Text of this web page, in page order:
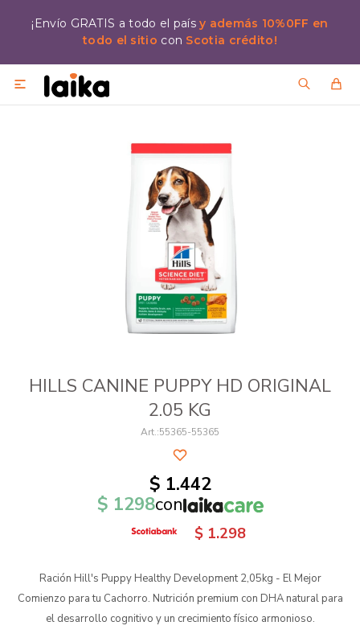
¡Envío GRATIS a todo el paísy además 10%0FF en
todo el sitio con Scotia crédito!

HILLS CANINE PUPPY HD ORIGINAL
2.05 KG
55365-55365
$ 1.442
$ 1298con
$ 1.298
Ración Hill's Puppy Healthy Development 2,05kg - El Mejor
Comienzo para tu Cachorro. Nutrición premium con DHA natural para
el desarrollo cognitivo y un crecimiento físico armonioso.